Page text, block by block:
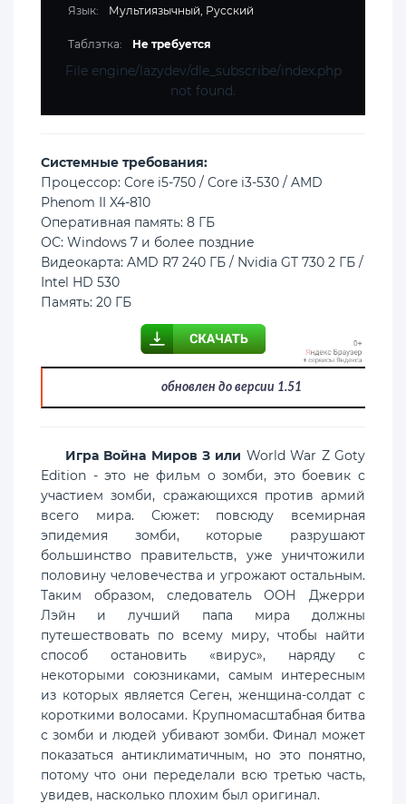
Язык: Мультиязычный, Русский
Таблэтка: Не требуется
File engine/lazydev/dle_subscribe/index.php
not found.
Cистемные требования:
Процессор: Core i5-750 / Core i3-530 / AMD
Phenom II X4-810
Оперативная память: 8 ГБ
ОС: Windows 7 и более поздние
Видеокарта: AMD R7 240 ГБ / Nvidia GT 730 2 ГБ /
Intel HD 530
Память: 20 ГБ
обновлен до версии 1.51
Игра Война Миров З или World War Z Goty
Edition - это не фильм о зомби, это боевик с
участием зомби, сражающихся против армий
всего мира. Сюжет: повсюду всемирная
эпидемия зомби, которые разрушают
большинство правительств, уже уничтожили
половину человечества и угрожают остальным.
Таким образом, следователь ООН Джерри
Лэйн и лучший папа мира должны
путешествовать по всему миру, чтобы найти
способ остановить «вирус», наряду с
некоторыми союзниками, самым интересным
из которых является Сеген, женщина-солдат с
короткими волосами. Крупномасштабная битва
с зомби и людей убивают зомби. Финал может
показаться антиклиматичным, но это понятно,
потому что они переделали всю третью часть,
увидев, насколько плохим был оригинал.